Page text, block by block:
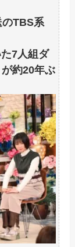
のTBS系
7人組ダ
約20年ぶ